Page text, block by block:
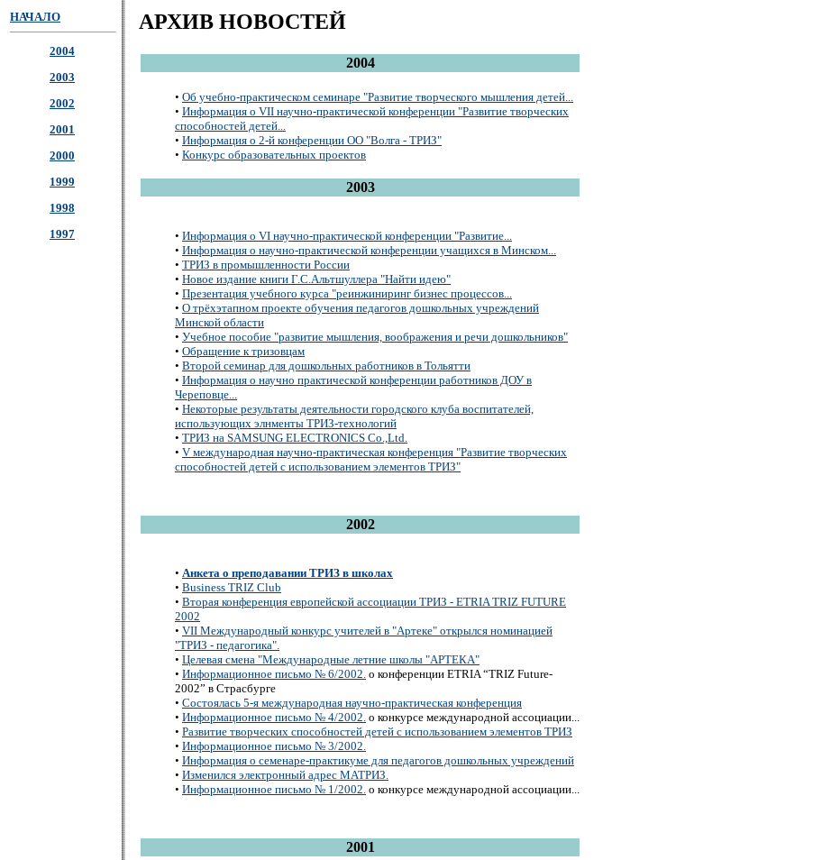
НАЧАЛО
2004
2003
2002
2001
2000
1999
1998
1997
АРХИВ НОВОСТЕЙ
2004
• Об учебно-практическом семинаре "Развитие творческого мышления детей...
• Информация о VII научно-практической конференции "Развитие творческих
способностей детей...
• Информация о 2-й конференции ОО "Волга - ТРИЗ"
• Конкурс образовательных проектов
2003
• Информация о VI научно-практической конференции "Развитие...
• Информация о научно-практической конференции учащихся в Минском...
• ТРИЗ в промышленности России
• Новое издание книги Г.С.Альтшуллера "Найти идею"
• Презентация учебного курса "реинжиниринг бизнес процессов...
• О трёхэтапном проекте обучения педагогов дошкольных учреждений
Минской области
• Учебное пособие "развитие мышления, воображения и речи дошкольников"
• Обращение к тризовцам
• Второй семинар для дошкольных работников в Тольятти
• Информация о научно практической конференции работников ДОУ в
Череповце...
• Некоторые результаты деятельности городского клуба воспитателей,
использующих элнменты ТРИЗ-технологий
• ТРИЗ на SAMSUNG ELECTRONICS Co.,Ltd.
• V международная научно-практическая конференция "Развитие творческих
способностей детей с использованием элементов ТРИЗ"
2002
• Анкета о преподавании ТРИЗ в школах
• Business TRIZ Club
• Вторая конференция европейской ассоциации ТРИЗ - ETRIA TRIZ FUTURE
2002
• VII Международный конкурс учителей в "Артеке" открылся номинацией
"ТРИЗ - педагогика".
• Целевая смена "Международные летние школы "АРТЕКА"
• Информационное письмо № 6/2002. о конференции ETRIA “TRIZ Future-
2002” в Cтрасбурге
• Состоялась 5-я международная научно-практическая конференция
• Информационное письмо № 4/2002. о конкурсе международной ассоциации...
• Развитие творческих способностей детей с использованием элементов ТРИЗ
• Информационное письмо № 3/2002.
• Информация о семенаре-практикуме для педагогов дошкольных учреждений
• Изменился электронный адрес МАТРИЗ.
• Информационное письмо № 1/2002. о конкурсе международной ассоциации...
2001